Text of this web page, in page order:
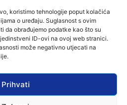
koristimo tehnologije poput kolačića
o uređaju. Suglasnost s ovim
da obrađujemo podatke kao što su
ID-ovi na ovoj web stranici.
može negativno utjecati na
Prihvati
vodostaja otežana
na Dunavu
trileri, ljubavne priče i